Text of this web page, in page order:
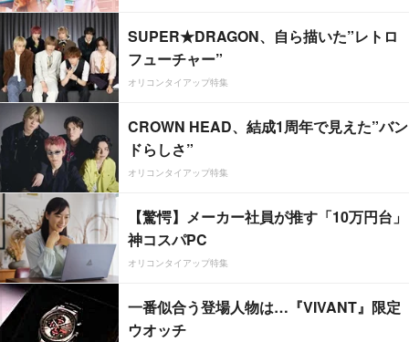
SUPER★DRAGON、自ら描いた”レトロ
フューチャー”
オリコンタイアップ特集
CROWN HEAD、結成1周年で見えた”バン
ドらしさ”
オリコンタイアップ特集
【驚愕】メーカー社員が推す「10万円台」
神コスパPC
オリコンタイアップ特集
一番似合う登場人物は…『VIVANT』限定
ウオッチ